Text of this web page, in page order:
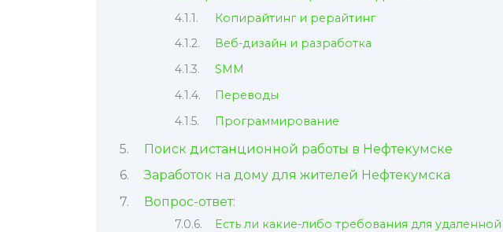
Копирайтинг и рерайтинг
Веб-дизайн и разработка
SMM
Переводы
Программирование
Поиск дистанционной работы в Нефтекумске
Заработок на дому для жителей Нефтекумска
Вопрос-ответ:
Есть ли какие-либо требования для